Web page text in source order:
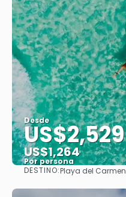
Desde
US$2,529
US$1,264
Por persona
DESTINO:Playa del Carmen